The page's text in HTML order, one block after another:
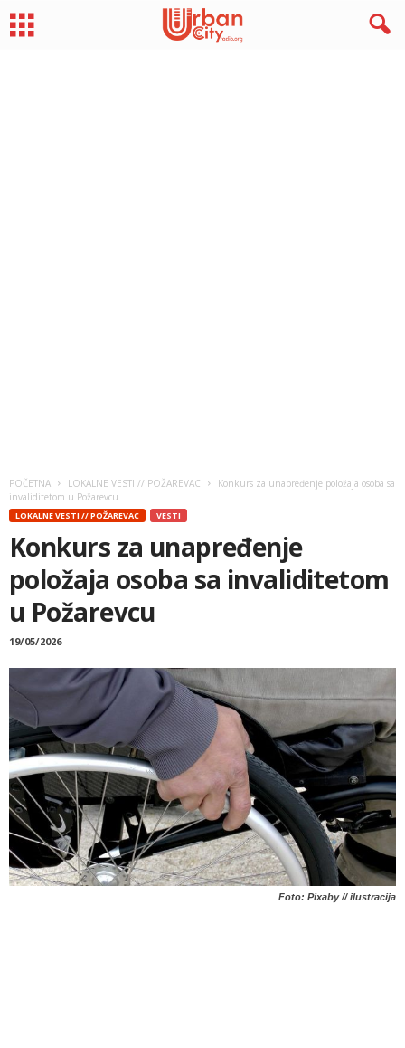
POČETNA LOKALNE VESTI // POŽAREVAC
Konkurs za unapređenje položaja osoba sa
invaliditetom u Požarevcu
LOKALNE VESTI // POŽAREVAC VESTI
Konkurs za unapređenje
položaja osoba sa invaliditetom
u Požarevcu
19/05/2026
Foto: Pixaby // ilustracija